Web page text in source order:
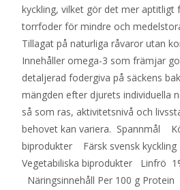
kyckling, vilket gör det mer aptitligt
torrfoder för mindre och
Tillagat på naturliga råvaror utan
Innehåller omega-3 som främjar
detaljerad fodergiva på säckens
mängden efter djurets individuella
så som ras, aktivitetsnivå och
behovet kan variera. Spannmål
biprodukter Färsk svensk
Vegetabiliska biprodukter Linfrö
Näringsinnehåll Per 100 g